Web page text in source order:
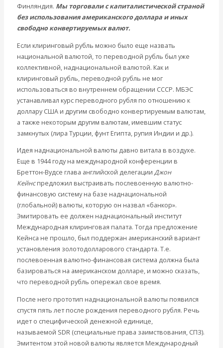
Финляндия. Мы торговали с капиталистической страной
без использования американского доллара и иных
свободно конвертируемых валют.
Если клиринговый рубль можно было еще назвать
национальной валютой, то переводной рубль был уже
коллективной, наднациональной валютой. Как и
клиринговый рубль, переводной рубль не мог
использоваться во внутреннем обращении СССР. МБЭС
устанавливал курс переводного рубля по отношению к
доллару США и другим свободно конвертируемым валютам,
а также некоторым другим валютам, имевшим статус
замкнутых (лира Турции, фунт Египта, рупия Индии и др.).
Идея наднациональной валюты давно витала в воздухе.
Еще в 1944 году на международной конференции в
Бреттон-Вудсе глава английской делегации Джон
Кейнспредложил выстраивать послевоенную валютно-
финансовую систему на базе наднациональной
(глобальной) валюты, которую он назвал «банкор».
Эмитировать ее должен наднациональный институт
Международная клиринговая палата. Тогда предложение
Кейнса не прошло, был поддержан американский вариант
установления золотодолларового стандарта. Т.е.
послевоенная валютно-финансовая система должна была
базироваться на американском долларе, и можно сказать,
что переводной рубль опережал свое время.
После него прототип наднациональной валюты появился
спустя пять лет после рождения переводного рубля. Речь
идет о специфической денежной единице,
называемой SDR(специальные права заимствования, СПЗ).
Эмитентом этой новой валюты является Международный